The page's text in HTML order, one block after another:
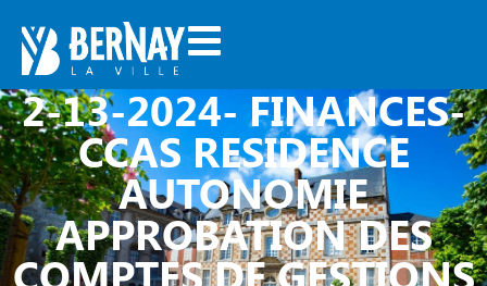
2-13-2024- FINANCES-
CCAS RESIDENCE
AUTONOMIE
APPROBATION DES